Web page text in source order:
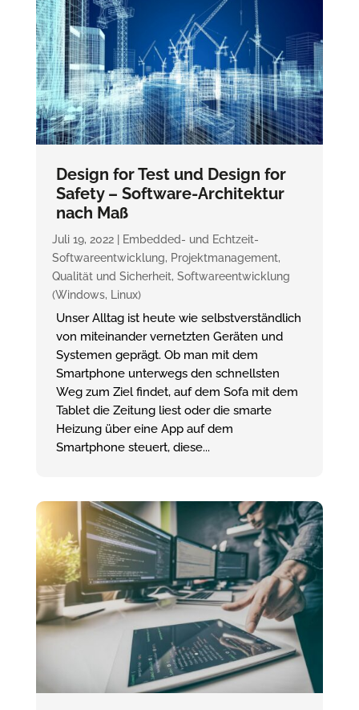
Design for Test und Design for
Safety – Software-Architektur
nach Maß
Juli 19, 2022|
Embedded- und Echtzeit-
Softwareentwicklung, Projektmanagement,
Qualität und Sicherheit, Softwareentwicklung
(Windows, Linux)
Unser Alltag ist heute wie selbstverständlich
von miteinander vernetzten Geräten und
Systemen geprägt. Ob man mit dem
Smartphone unterwegs den schnellsten
Weg zum Ziel findet, auf dem Sofa mit dem
Tablet die Zeitung liest oder die smarte
Heizung über eine App auf dem
Smartphone steuert, diese...